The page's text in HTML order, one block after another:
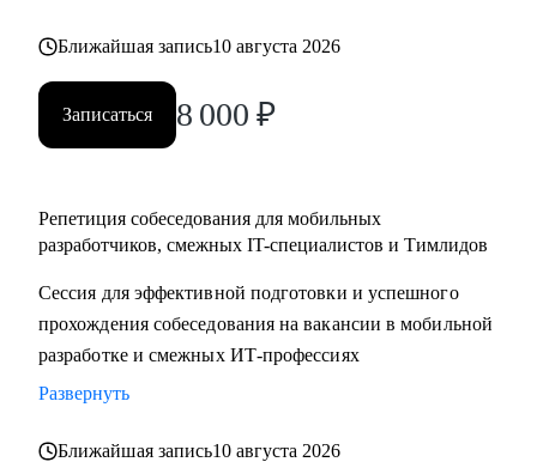
Ближайшая запись10 августа 2026
Записаться 8 000 ₽
Репетиция собеседования для мобильных
разработчиков, смежных IT-специалистов и Тимлидов
Сессия для эффективной подготовки и успешного
прохождения собеседования на вакансии в мобильной
разработке и смежных ИТ-профессиях
Развернуть
Ближайшая запись10 августа 2026